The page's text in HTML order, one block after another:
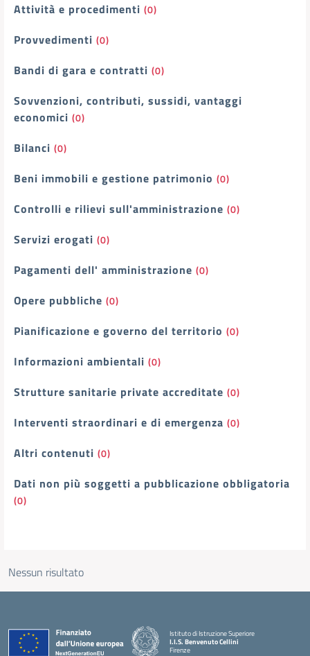
Attività e procedimenti (0)
Provvedimenti (0)
Bandi di gara e contratti (0)
Sovvenzioni, contributi, sussidi, vantaggi
economici (0)
Bilanci (0)
Beni immobili e gestione patrimonio (0)
Controlli e rilievi sull'amministrazione (0)
Servizi erogati (0)
Pagamenti dell' amministrazione (0)
Opere pubbliche (0)
Pianificazione e governo del territorio (0)
Informazioni ambientali (0)
Strutture sanitarie private accreditate (0)
Interventi straordinari e di emergenza (0)
Altri contenuti (0)
Dati non più soggetti a pubblicazione obbligatoria
(0)
Nessun risultato
Istituto di Istruzione Superiore
I.I.S. Benvenuto Cellini
Firenze